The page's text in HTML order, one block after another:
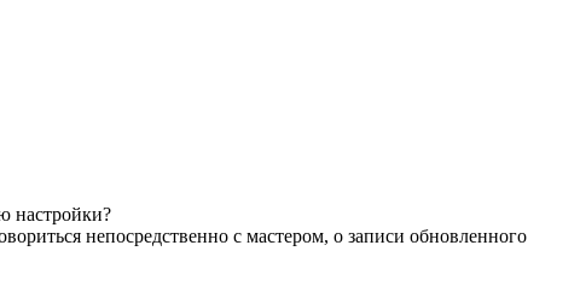
настройки?
непосредственно с мастером, о записи обновленного